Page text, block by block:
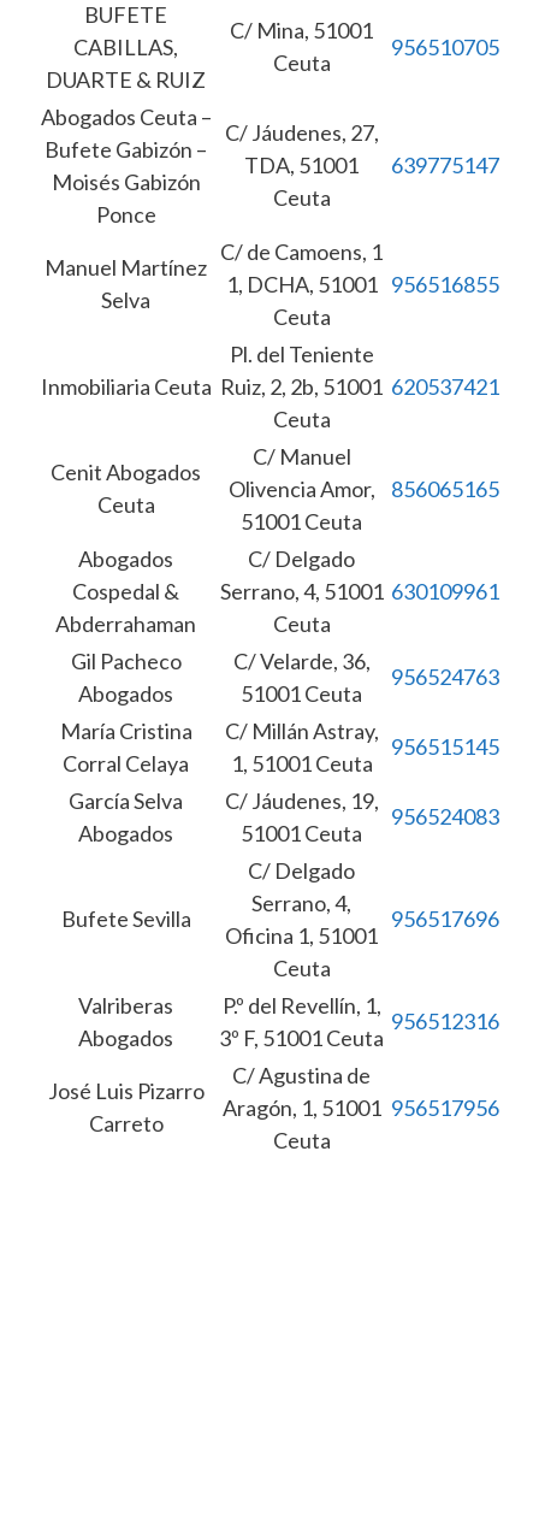
BUFETE
CABILLAS,
DUARTE & RUIZ
C/ Mina, 51001
Ceuta
956510705
Abogados Ceuta –
Bufete Gabizón –
Moisés Gabizón
Ponce
C/ Jáudenes, 27,
TDA, 51001
Ceuta
639775147
Manuel Martínez
Selva
C/ de Camoens, 1
1, DCHA, 51001
Ceuta
956516855
Inmobiliaria Ceuta
Pl. del Teniente
Ruiz, 2, 2b, 51001
Ceuta
620537421
Cenit Abogados
Ceuta
C/ Manuel
Olivencia Amor,
51001 Ceuta
856065165
Abogados
Cospedal &
Abderrahaman
C/ Delgado
Serrano, 4, 51001
Ceuta
630109961
Gil Pacheco
Abogados
C/ Velarde, 36,
51001 Ceuta
956524763
María Cristina
Corral Celaya
C/ Millán Astray,
1, 51001 Ceuta
956515145
García Selva
Abogados
C/ Jáudenes, 19,
51001 Ceuta
956524083
Bufete Sevilla
C/ Delgado
Serrano, 4,
Oficina 1, 51001
Ceuta
956517696
Valriberas
Abogados
P.º del Revellín, 1,
3º F, 51001 Ceuta
956512316
José Luis Pizarro
Carreto
C/ Agustina de
Aragón, 1, 51001
Ceuta
956517956